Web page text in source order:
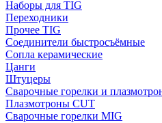
Наборы для TIG
Переходники
Прочее TIG
Соединители быстросъёмные
Сопла керамические
Цанги
Штуцеры
Сварочные горелки и
Плазмотроны CUT
Сварочные горелки MIG